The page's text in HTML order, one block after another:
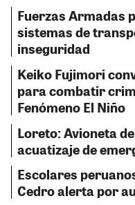
Fuerzas Armadas
sistemas de
inseguridad
Keiko Fujimori
para combatir
Fenómeno El Niño
Loreto: Avioneta
acuatizaje de
Escolares
Cedro alerta por